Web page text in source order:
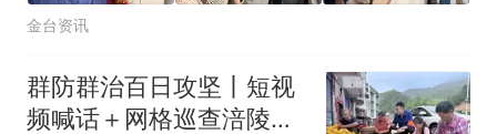
金台资讯
群防群治百日攻坚丨短视
频喊话＋网格巡查涪陵新